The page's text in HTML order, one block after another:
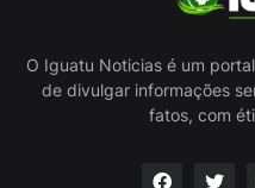
O Iguatu Noticias é um
de divulgar informações
fatos, com